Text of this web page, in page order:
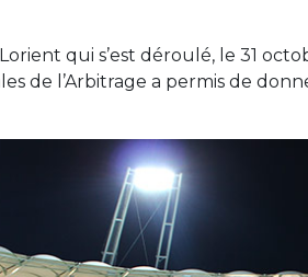
qui s’est déroulé, le 31
de l’Arbitrage a permis de